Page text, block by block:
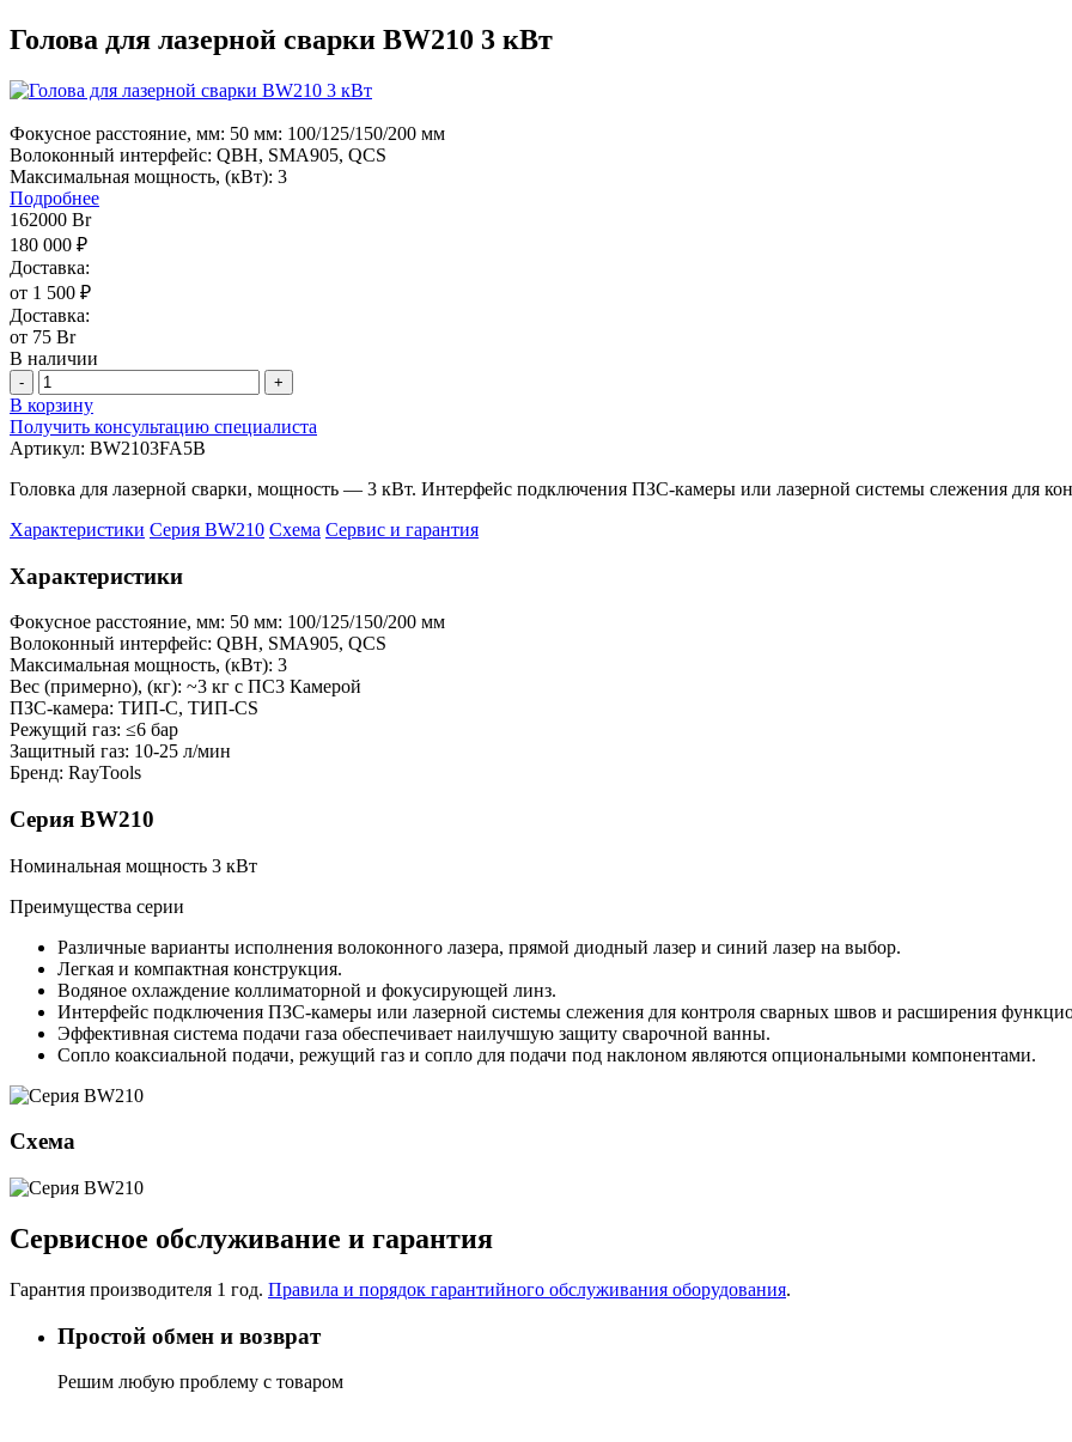
Голова для лазерной сварки BW210 3 кВт
Фокусное расстояние, мм: 50 мм: 100/125/150/200 мм
Волоконный интерфейс: QBH, SMA905, QCS
Максимальная мощность, (кВт): 3
Подробнее
162000 Br
180 000 ₽
Доставка:
от 1 500 ₽
Доставка:
от 75 Br
В наличии
- +
В корзину
Получить консультацию специалиста
Артикул: BW2103FA5B
Головка для лазерной сварки, мощность — 3 кВт. Интерфейс подключения ПЗС-камеры или лазерной системы слежения для
Характеристики Серия BW210 Схема Сервис и гарантия
Характеристики
Фокусное расстояние, мм: 50 мм: 100/125/150/200 мм
Волоконный интерфейс: QBH, SMA905, QCS
Максимальная мощность, (кВт): 3
Вес (примерно), (кг): ~3 кг с ПС3 Камерой
ПЗС-камера: ТИП-С, ТИП-CS
Режущий газ: ≤6 бар
Защитный газ: 10-25 л/мин
Бренд: RayTools
Серия BW210
Номинальная мощность 3 кВт
Преимущества серии
Различные варианты исполнения волоконного лазера, прямой диодный лазер и синий лазер на выбор.
Легкая и компактная конструкция.
Водяное охлаждение коллиматорной и фокусирующей линз.
Интерфейс подключения ПЗС-камеры или лазерной системы слежения для контроля сварных швов и расширения
Эффективная система подачи газа обеспечивает наилучшую защиту сварочной ванны.
Сопло коаксиальной подачи, режущий газ и сопло для подачи под наклоном являются опциональными компонентами.
Схема
Сервисное обслуживание и гарантия
Гарантия производителя 1 год. Правила и порядок гарантийного обслуживания оборудования.
Простой обмен и возврат
Решим любую проблему с товаром